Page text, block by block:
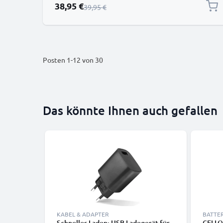
Sonderpreis
38,95 €Regulärer Preis
39,95 €
Posten 1-12 von 30
Das könnte Ihnen auch gefallen
KABEL & ADAPTER